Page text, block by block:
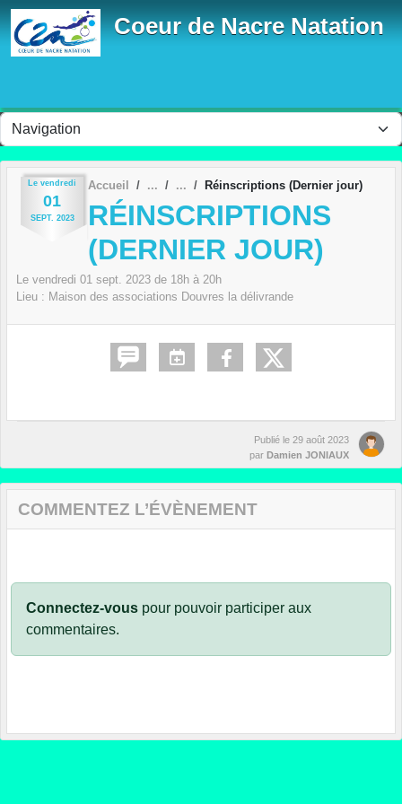
Coeur de Nacre Natation
Le vendredi
01
SEPT. 2023
Accueil Réinscriptions (Dernier jour)
RÉINSCRIPTIONS
(DERNIER JOUR)
Le vendredi 01 sept. 2023 de 18h à 20h
Lieu : Maison des associations Douvres la délivrande
Publié le 29 août 2023
par Damien JONIAUX
COMMENTEZ L’ÉVÈNEMENT
Connectez-vous pour pouvoir participer aux
commentaires.
Panneau de gestion des cookies